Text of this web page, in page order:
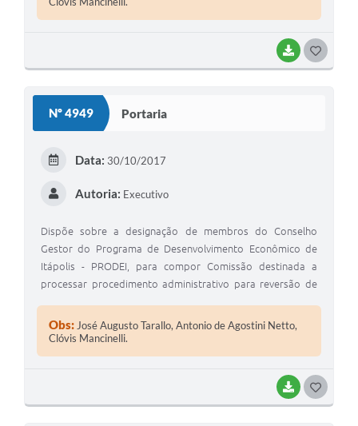
BAIXAR
Nº 4949 Portaria
BAIXAR
Data: 30/10/2017
Autoria: Executivo
Dispõe sobre a designação de membros do Conselho
Gestor do Programa de Desenvolvimento Econômico de
Itápolis - PRODEI, para compor Comissão destinada a
processar procedimento administrativo para reversão de
2.787/2011.
Obs: José Augusto Tarallo, Antonio de Agostini Netto,
Clóvis Mancinelli.